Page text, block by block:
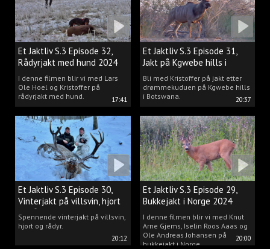
17:41
Et Jaktliv S.3 Episode 32,
Rådyrjakt med hund 2024
I denne filmen blir vi med Lars
Ole Hoel og Kristoffer på
rådyrjakt med hund.
20:37
Et Jaktliv S.3 Episode 31,
Jakt på Kgwebe hills i
Botswana
Bli med Kristoffer på jakt etter
drømmekuduen på Kgwebe hills
i Botswana.
20:12
Et Jaktliv S.3 Episode 30,
Vinterjakt på villsvin, hjort
og rådyr.
Spennende vinterjakt på villsvin,
hjort og rådyr.
20:00
Et Jaktliv S.3 Episode 29,
Bukkejakt i Norge 2024
I denne filmen blir vi med Knut
Arne Gjems, Iselin Roos Aaas og
Ole Andreas Johansen på
bukkejakt i Norge.